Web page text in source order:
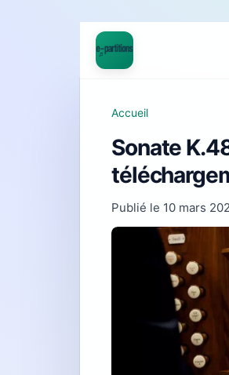
Accueil
Sonate
Publié le 10 mars